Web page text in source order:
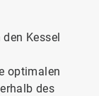
Kessel
optimalen
des